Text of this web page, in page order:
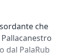
che
dal PalaRub